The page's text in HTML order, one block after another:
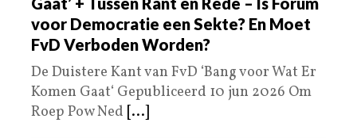
voor Democratie een Sekte? En Moet
FvD Verboden Worden?
De Duistere Kant van FvD ‘Bang voor Wat Er
Komen Gaat‘ Gepubliceerd 10 jun 2026 Om
Roep Pow Ned [...]